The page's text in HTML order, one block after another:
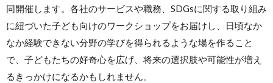
同開催します。各社のサービスや職務、SDGsに関する取り組み
に紐づいた子ども向けのワークショップをお届けし、日頃なか
なか経験できない分野の学びを得られるような場を作ること
で、子どもたちの好奇心を広げ、将来の選択肢や可能性が増え
るきっかけになるかもしれません。